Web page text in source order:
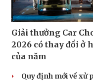
Giải thưởng Car
2026 có thay đổi ở
của năm
Quy định mới về xử